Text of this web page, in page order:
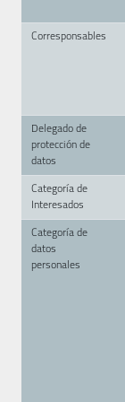
Corresponsables
Delegado de
protección de
datos
Categoría de
Interesados
Categoría de
datos
personales